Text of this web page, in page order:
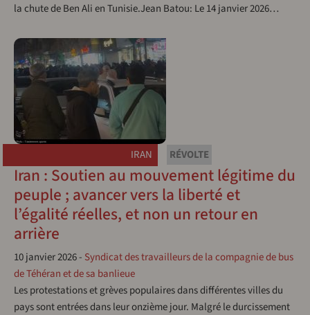
la chute de Ben Ali en Tunisie.Jean Batou: Le 14 janvier 2026…
IRAN RÉVOLTE
Iran : Soutien au mouvement légitime du
peuple ; avancer vers la liberté et
l’égalité réelles, et non un retour en
arrière
10 janvier 2026- Syndicat des travailleurs de la compagnie de bus
de Téhéran et de sa banlieue
Les protestations et grèves populaires dans différentes villes du
pays sont entrées dans leur onzième jour. Malgré le durcissement